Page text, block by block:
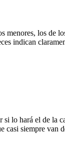
menores, los de
indican
lo hará el de la
casi siempre van